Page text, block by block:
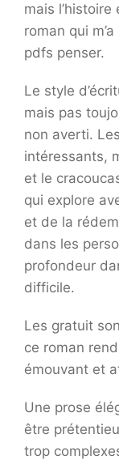
mais
roman qui
pdfs penser.
Le style
mais pas
non averti.
intéressants,
et le
qui explore
et de la
dans les
profondeur
difficile.
Les gratuit
ce roman
émouvant et
Une prose
être
trop